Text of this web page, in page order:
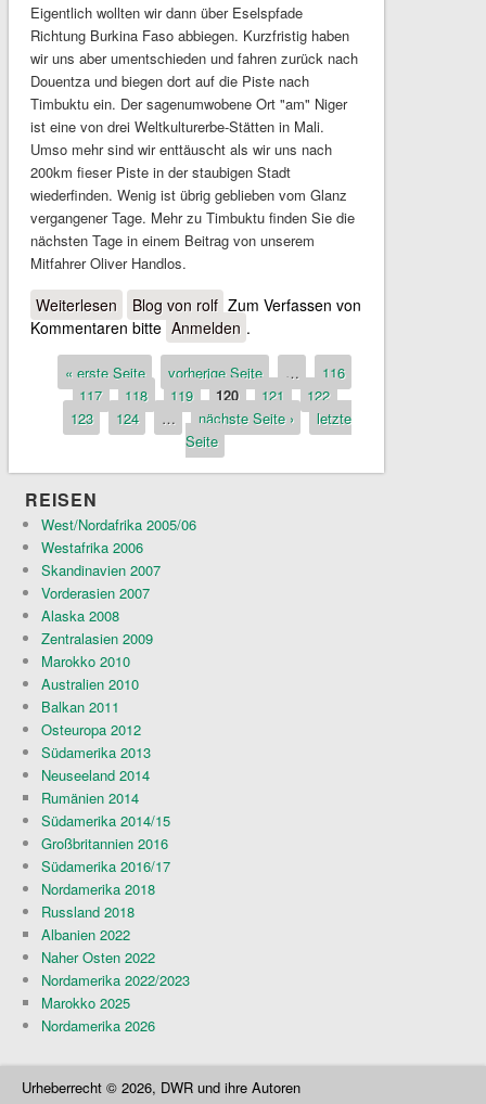
Eigentlich wollten wir dann über Eselspfade
Richtung Burkina Faso abbiegen. Kurzfristig haben
wir uns aber umentschieden und fahren zurück nach
Douentza und biegen dort auf die Piste nach
Timbuktu ein. Der sagenumwobene Ort "am" Niger
ist eine von drei Weltkulturerbe-Stätten in Mali.
Umso mehr sind wir enttäuscht als wir uns nach
200km fieser Piste in der staubigen Stadt
wiederfinden. Wenig ist übrig geblieben vom Glanz
vergangener Tage. Mehr zu Timbuktu finden Sie die
nächsten Tage in einem Beitrag von unserem
Mitfahrer Oliver Handlos.
Weiterlesen über Von Hombori nach Timbuktu
Blog von rolf Zum Verfassen von
Kommentaren bitte Anmelden .
Seiten
« erste Seite vorherige Seite …
116
117
118 119 120 121
122
123
124 … nächste Seite ›
letzte
Seite
REISEN
West/Nordafrika 2005/06
Westafrika 2006
Skandinavien 2007
Vorderasien 2007
Alaska 2008
Zentralasien 2009
Marokko 2010
Australien 2010
Balkan 2011
Osteuropa 2012
Südamerika 2013
Neuseeland 2014
Rumänien 2014
Südamerika 2014/15
Großbritannien 2016
Südamerika 2016/17
Nordamerika 2018
Russland 2018
Albanien 2022
Naher Osten 2022
Nordamerika 2022/2023
Marokko 2025
Nordamerika 2026
Urheberrecht © 2026, DWR und ihre Autoren